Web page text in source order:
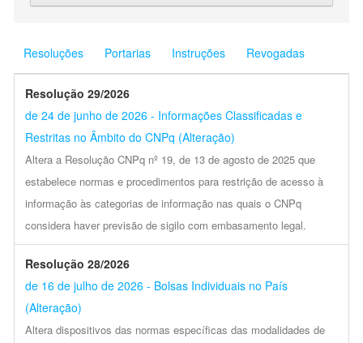
Resoluções Portarias Instruções Revogadas
Resolução 29/2026
de 24 de junho de 2026 - Informações Classificadas e
Restritas no Âmbito do CNPq (Alteração)
Altera a Resolução CNPq nº 19, de 13 de agosto de 2025 que
estabelece normas e procedimentos para restrição de acesso à
informação às categorias de informação nas quais o CNPq
considera haver previsão de sigilo com embasamento legal.
Resolução 28/2026
de 16 de julho de 2026 - Bolsas Individuais no País
(Alteração)
Altera dispositivos das normas específicas das modalidades de